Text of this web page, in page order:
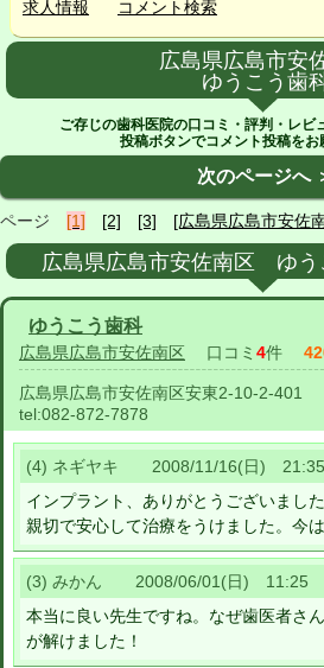
求人情報 コメント検索
広島県広島市安
ゆうこう歯
ご存じの歯科医院の口コミ・評判・レビ
投稿ボタンでコメント投稿をお
次のページへ
ページ [1] [2] [3] [広島県広島市安佐
広島県広島市安佐南区 ゆう
ゆうこう歯科
広島県広島市安佐南区 口コミ 4件
広島県広島市安佐南区安東2-10-2-401
tel:082-872-7878
(4) ネギヤキ 2008/11/16(日) 21:35
インプラント、ありがとうございまし
親切で安心して治療をうけました。今
(3) みかん 2008/06/01(日) 11:25
本当に良い先生ですね。なぜ歯医者さ
が解けました！